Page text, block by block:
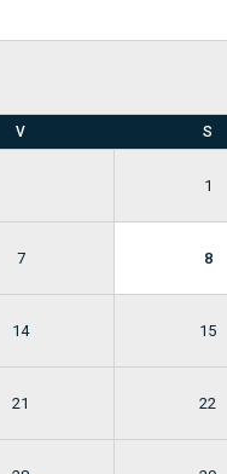
V S
1
7 8
14 15
21 22